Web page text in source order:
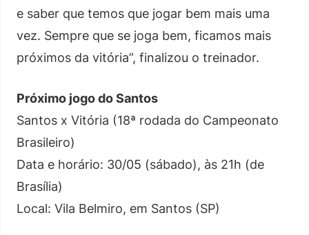
e saber que temos que jogar bem mais uma
vez. Sempre que se joga bem, ficamos mais
próximos da vitória”, finalizou o treinador.
Próximo jogo do Santos
Santos x Vitória (18ª rodada do Campeonato
Brasileiro)
Data e horário: 30/05 (sábado), às 21h (de
Brasília)
Local: Vila Belmiro, em Santos (SP)